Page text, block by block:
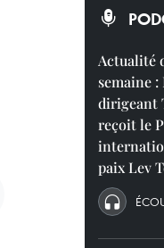
Actualité
semaine :
dirigeant
reçoit le
paix Lev